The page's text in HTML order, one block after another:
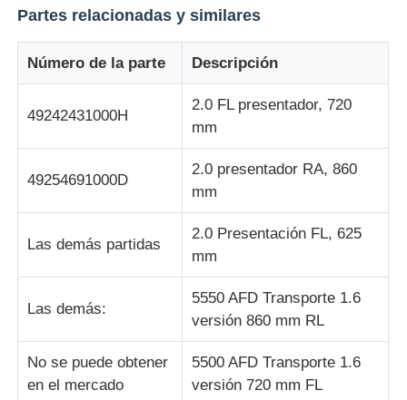
Glory NMD piezas ATM
Partes de cajeros automáticos OKI
Aceptador de billetes
Sortador de billetes
Impresora de la tarjeta
Partes relacionadas y similares
Número de la parte Descripción
49242431000H
2.0 FL presentador, 720
mm
49254691000D
2.0 presentador RA, 860
mm
Las demás partidas
2.0 Presentación FL, 625
mm
Las demás:
5550 AFD Transporte 1.6
versión 860 mm RL
No se puede obtener
en el mercado
5500 AFD Transporte 1.6
versión 720 mm FL